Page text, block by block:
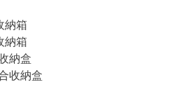
納箱
納箱
納盒
收納盒